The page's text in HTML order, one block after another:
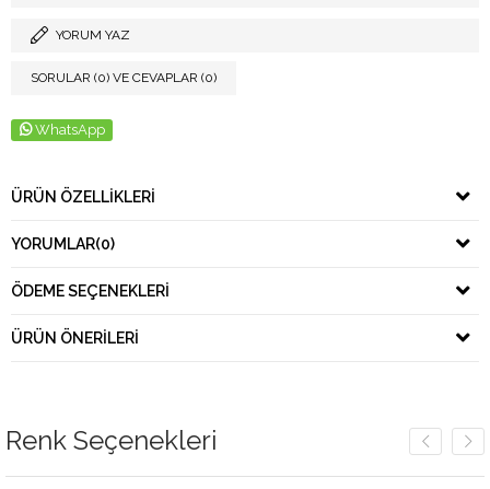
YORUM YAZ
SORULAR (0) VE CEVAPLAR (0)
WhatsApp
ÜRÜN ÖZELLIKLERI
YORUMLAR(0)
ÖDEME SEÇENEKLERI
ÜRÜN ÖNERILERI
Renk Seçenekleri